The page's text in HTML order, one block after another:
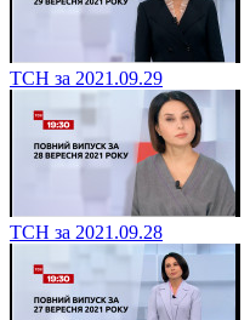
ТСН за 2021.09.29
ТСН за 2021.09.28